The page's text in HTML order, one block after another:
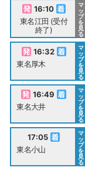
16:10
東名江田 (受付
終了)
マ
ッ
プ
を
見
る
16:32
東名厚木
マ
ッ
プ
を
見
る
16:49
東名大井
マ
ッ
プ
を
見
る
17:05
東名小山
マ
ッ
プ
を
見
る